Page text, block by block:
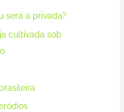
será a privada?
cultivada sob